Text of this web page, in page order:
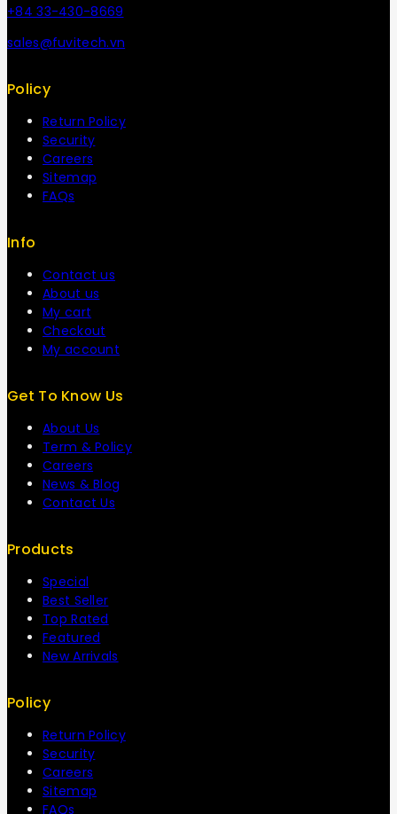
+84 33-430-8669
sales@fuvitech.vn
Policy
Return Policy
Security
Careers
Sitemap
FAQs
Info
Contact us
About us
My cart
Checkout
My account
Get To Know Us
About Us
Term & Policy
Careers
News & Blog
Contact Us
Products
Special
Best Seller
Top Rated
Featured
New Arrivals
Policy
Return Policy
Security
Careers
Sitemap
FAQs